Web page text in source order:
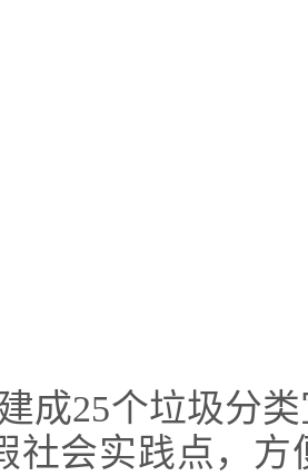
成25个垃圾分
社会实践点 ，方